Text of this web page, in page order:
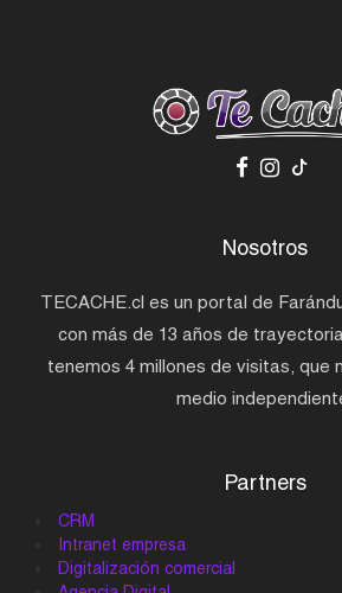
Nosotros
TECACHE.cl es un portal de
con más de 13 años de
tenemos 4 millones de visitas, que
medio
Partners
CRM
Intranet empresa
Digitalización comercial